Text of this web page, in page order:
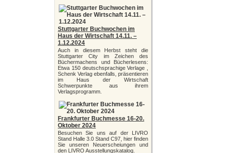
Stuttgarter Buchwochen im
Haus der Wirtschaft 14.11. –
1.12.2024
Auch in diesem Herbst steht die
Stuttgarter City im Zeichen des
Büchermachens und Bücherlesens:
Etwa 150 deutschsprachige Verlage ,
Schenk Verlag ebenfalls, präsentieren
im Haus der Wirtschaft
Schwerpunkte aus ihrem
Verlagsprogramm.
Frankfurter Buchmesse 16-20.
Oktober 2024
Besuchen Sie uns auf der LIVRO
Stand Halle 3.0 Stand C97, hier finden
Sie unseren Neuerscheiungen und
den LIVRO Ausstellungskatalog.